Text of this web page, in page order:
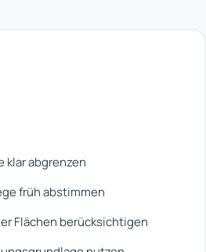
klar abgrenzen
früh abstimmen
Flächen berücksichtigen